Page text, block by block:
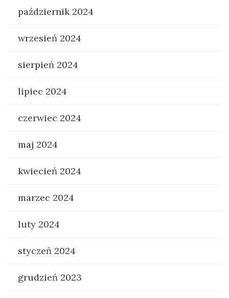
październik 2024
wrzesień 2024
sierpień 2024
lipiec 2024
czerwiec 2024
maj 2024
kwiecień 2024
marzec 2024
luty 2024
styczeń 2024
grudzień 2023